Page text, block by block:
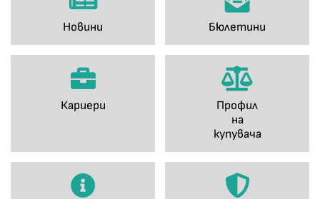
Новини Бюлетини
Кариери
Профил
на
купувача